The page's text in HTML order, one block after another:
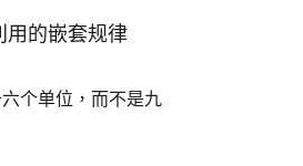
用的嵌套规律
个单位，而不是九